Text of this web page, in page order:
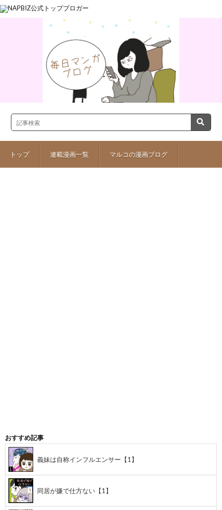
トップ 連載漫画一覧 マルコの漫画ブログ
おすすめ記事
義妹は自称インフルエンサー【1】
同居が嫌で仕方ない【1】